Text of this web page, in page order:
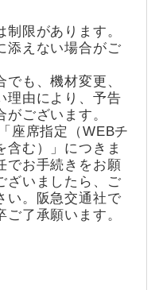
限があります。
添えない場合がご
も、機材変更、
理由により、予告
ございます。
座席指定（WEBチ
含む）」につきま
でお手続きをお願
ざいましたら、ご
い。阪急交通社で
了承願います。